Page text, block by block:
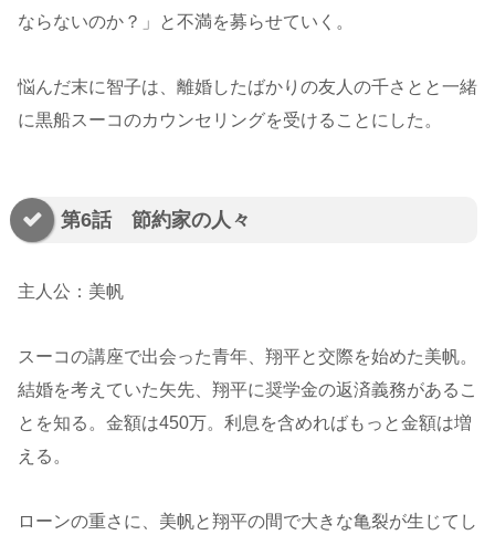
ならないのか？」と不満を募らせていく。
悩んだ末に智子は、離婚したばかりの友人の千さとと一緒
に黒船スーコのカウンセリングを受けることにした。
第6話 節約家の人々
主人公：美帆
スーコの講座で出会った青年、翔平と交際を始めた美帆。
結婚を考えていた矢先、翔平に奨学金の返済義務があるこ
とを知る。金額は450万。利息を含めればもっと金額は増
える。
ローンの重さに、美帆と翔平の間で大きな亀裂が生じてし